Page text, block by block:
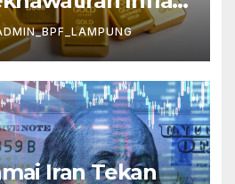
Iran Tekan